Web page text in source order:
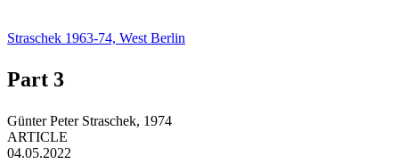
Straschek 1963-74, West Berlin
Part 3
Günter Peter Straschek, 1974
ARTICLE
04.05.2022